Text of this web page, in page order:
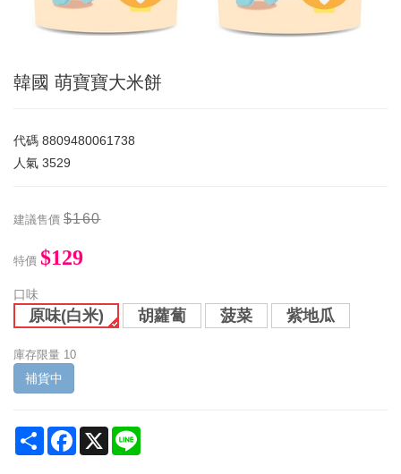
韓國 萌寶寶大米餅
代碼 8809480061738
人氣 3529
建議售價 $160
特價 $129
口味
原味(白米) 胡蘿蔔 菠菜 紫地瓜
庫存限量 10
補貨中
Share Facebook
X